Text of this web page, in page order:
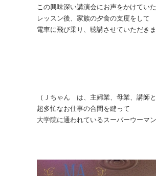
この興味深い講演会にお声をかけていた
レッスン後、家族の夕食の支度をして
電車に飛び乗り、聴講させていただきま
（ Ｊちゃん は、主婦業、母業、講師
超多忙なお仕事の合間を縫って
大学院に通われているスーパーウーマン